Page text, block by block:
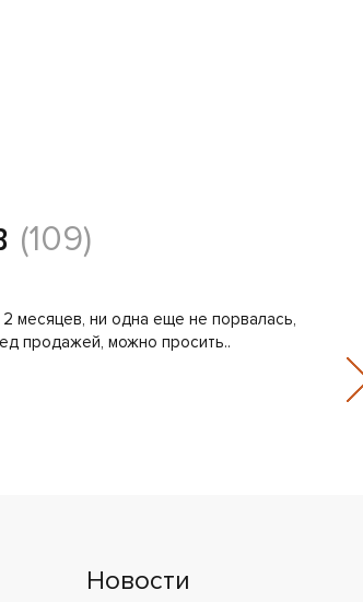
(109)
месяцев, ни одна еще не порвалась,
продажей, можно просить..
Новости